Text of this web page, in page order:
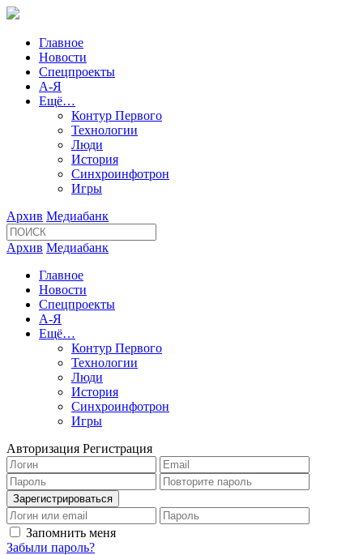
Главное
Новости
Спецпроекты
А-Я
Ещё…
Контур Первого
Технологии
Люди
История
Синхроинфотрон
Игры
Архив Медиабанк
Архив Медиабанк
Главное
Новости
Спецпроекты
А-Я
Ещё…
Контур Первого
Технологии
Люди
История
Синхроинфотрон
Игры
Авторизация Регистрация
Запомнить меня
Забыли пароль?